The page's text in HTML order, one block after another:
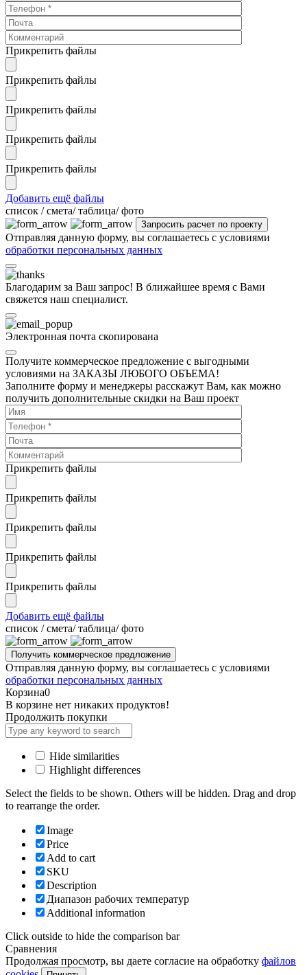
Прикрепить файлы
Прикрепить файлы
Прикрепить файлы
Прикрепить файлы
Прикрепить файлы
Добавить ещё файлы
cписок / смета/ таблица/ фото
Отправляя данную форму, вы соглашаетесь с условиями
обработки персональных данных
Благодарим за Ваш запрос! В ближайшее время с Вами
свяжется наш специалист.
Электронная почта скопирована
Получите коммерческое предложение с выгодными
условиями на ЗАКАЗЫ ЛЮБОГО ОБЪЕМА!
Заполните форму и менеджеры расскажут Вам, как можно
получить дополнительные скидки на Ваш проект
Прикрепить файлы
Прикрепить файлы
Прикрепить файлы
Прикрепить файлы
Прикрепить файлы
Добавить ещё файлы
cписок / смета/ таблица/ фото
Отправляя данную форму, вы соглашаетесь с условиями
обработки персональных данных
Корзина0
В корзине нет никаких продуктов!
Продолжить покупки
Hide similarities
Highlight differences
Select the fields to be shown. Others will be hidden. Drag and drop
to rearrange the order.
Image
Price
Add to cart
SKU
Description
Диапазон рабочих температур
Additional information
Click outside to hide the comparison bar
Сравнения
Продолжая просмотр, вы даете согласие на обработку файлов